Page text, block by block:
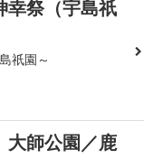
幸祭（宇島祇
祇園～
大師公園／鹿